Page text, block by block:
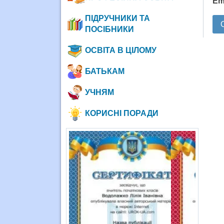
ПІДРУЧНИКИ ТА
ПОСІБНИКИ
ОСВІТА В ЦІЛОМУ
БАТЬКАМ
УЧНЯМ
КОРИСНІ ПОРАДИ